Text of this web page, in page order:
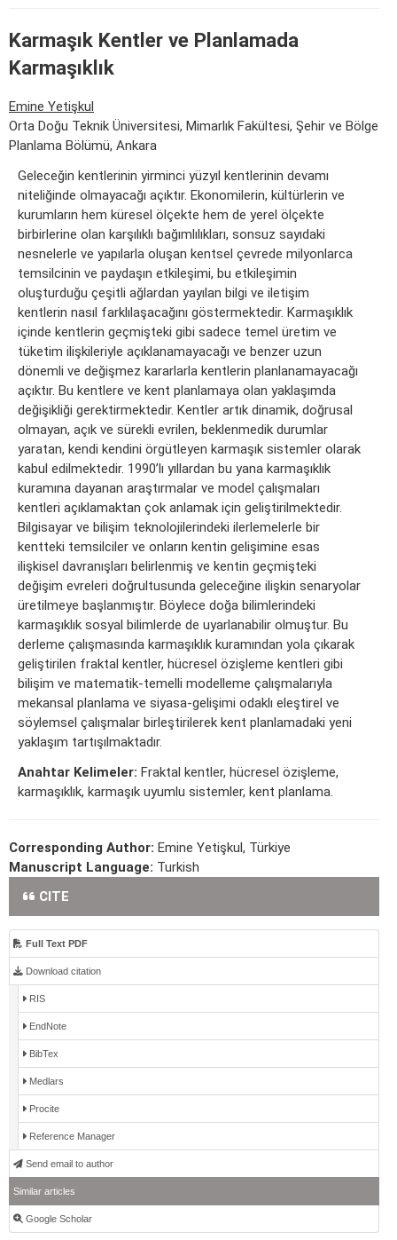
Karmaşık Kentler ve Planlamada
Karmaşıklık
Emine Yetişkul
Orta Doğu Teknik Üniversitesi, Mimarlık Fakültesi, Şehir ve Bölge
Planlama Bölümü, Ankara
Geleceğin kentlerinin yirminci yüzyıl kentlerinin devamı
niteliğinde olmayacağı açıktır. Ekonomilerin, kültürlerin ve
kurumların hem küresel ölçekte hem de yerel ölçekte
birbirlerine olan karşılıklı bağımlılıkları, sonsuz sayıdaki
nesnelerle ve yapılarla oluşan kentsel çevrede milyonlarca
temsilcinin ve paydaşın etkileşimi, bu etkileşimin
oluşturduğu çeşitli ağlardan yayılan bilgi ve iletişim
kentlerin nasıl farklılaşacağını göstermektedir. Karmaşıklık
içinde kentlerin geçmişteki gibi sadece temel üretim ve
tüketim ilişkileriyle açıklanamayacağı ve benzer uzun
dönemli ve değişmez kararlarla kentlerin planlanamayacağı
açıktır. Bu kentlere ve kent planlamaya olan yaklaşımda
değişikliği gerektirmektedir. Kentler artık dinamik, doğrusal
olmayan, açık ve sürekli evrilen, beklenmedik durumlar
yaratan, kendi kendini örgütleyen karmaşık sistemler olarak
kabul edilmektedir. 1990’lı yıllardan bu yana karmaşıklık
kuramına dayanan araştırmalar ve model çalışmaları
kentleri açıklamaktan çok anlamak için geliştirilmektedir.
Bilgisayar ve bilişim teknolojilerindeki ilerlemelerle bir
kentteki temsilciler ve onların kentin gelişimine esas
ilişkisel davranışları belirlenmiş ve kentin geçmişteki
değişim evreleri doğrultusunda geleceğine ilişkin senaryolar
üretilmeye başlanmıştır. Böylece doğa bilimlerindeki
karmaşıklık sosyal bilimlerde de uyarlanabilir olmuştur. Bu
derleme çalışmasında karmaşıklık kuramından yola çıkarak
geliştirilen fraktal kentler, hücresel özişleme kentleri gibi
bilişim ve matematik-temelli modelleme çalışmalarıyla
mekansal planlama ve siyasa-gelişimi odaklı eleştirel ve
söylemsel çalışmalar birleştirilerek kent planlamadaki yeni
yaklaşım tartışılmaktadır.
Anahtar Kelimeler: Fraktal kentler, hücresel özişleme,
karmaşıklık, karmaşık uyumlu sistemler, kent planlama.
Corresponding Author: Emine Yetişkul, Türkiye
Manuscript Language: Turkish
CITE
Full Text PDF
Download citation
RIS
EndNote
BibTex
Medlars
Procite
Reference Manager
Send email to author
Similar articles
Google Scholar